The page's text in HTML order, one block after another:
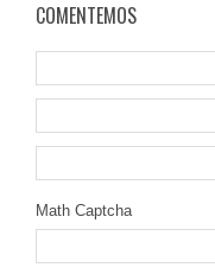
COMENTEMOS
Math Captcha